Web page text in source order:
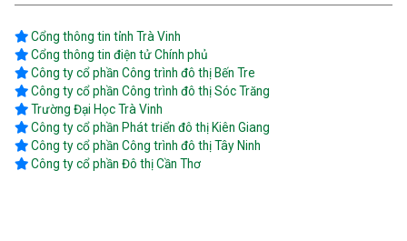
Cổng thông tin tỉnh Trà Vinh
Cổng thông tin điện tử Chính phủ
Công ty cổ phần Công trình đô thị Bến Tre
Công ty cổ phần Công trình đô thị Sóc Trăng
Trường Đại Học Trà Vinh
Công ty cổ phần Phát triển đô thị Kiên Giang
Công ty cổ phần Công trình đô thị Tây Ninh
Công ty cổ phần Đô thị Cần Thơ